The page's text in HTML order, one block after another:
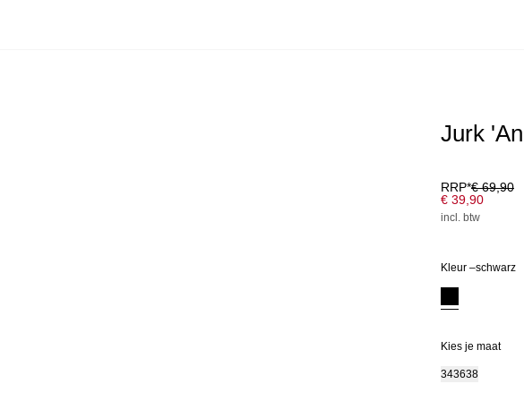
Jurk
RRP*€ 69,90
€ 39,90
incl. btw
Kleur –schwarz
Kies je maat
343638